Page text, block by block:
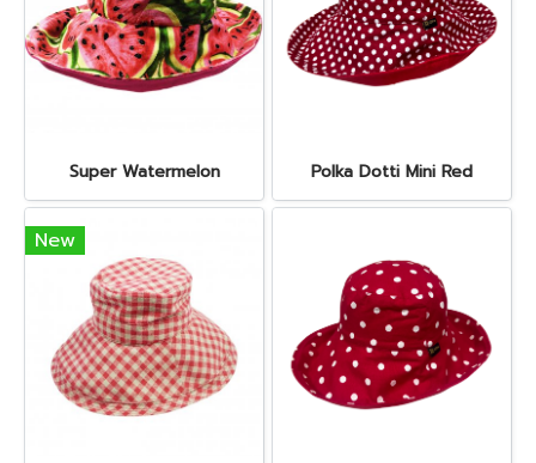
Super Watermelon Polka Dotti Mini Red
New